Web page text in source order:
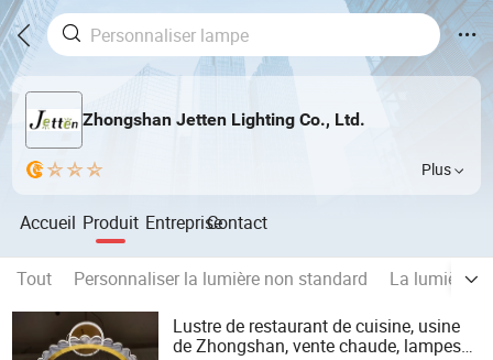
Zhongshan Jetten Lighting Co., Ltd.
Plus
Accueil Produit EntrepriseContact
Tout Personnaliser la lumière non standard
La lumière
Lustre de restaurant de cuisine, usine
de Zhongshan, vente chaude, lampes